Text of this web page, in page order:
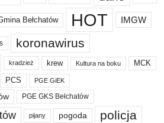
Bełchatów HOT IMGW
koronawirus
kradzież krew Kultura na boku MCK
PCS PGE GiEK
PGE GKS Bełchatów
pijany pogoda policja